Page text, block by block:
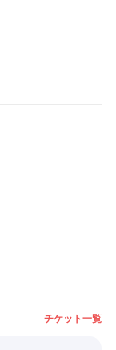
チケット一覧